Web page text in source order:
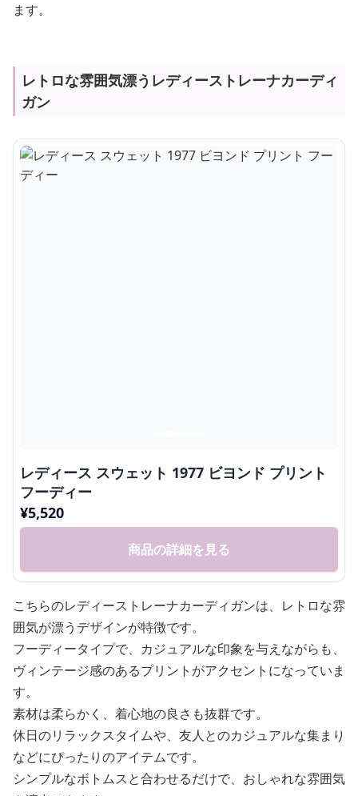
ます。
レトロな雰囲気漂うレディーストレーナカーディ
ガン
レディース スウェット 1977 ビヨンド プリント
フーディー
¥5,520
商品の詳細を見る
こちらのレディーストレーナカーディガンは、レトロな雰
囲気が漂うデザインが特徴です。
フーディータイプで、カジュアルな印象を与えながらも、
ヴィンテージ感のあるプリントがアクセントになっていま
す。
素材は柔らかく、着心地の良さも抜群です。
休日のリラックスタイムや、友人とのカジュアルな集まり
などにぴったりのアイテムです。
シンプルなボトムスと合わせるだけで、おしゃれな雰囲気